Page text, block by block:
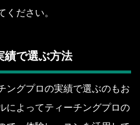
ください。
績で選ぶ方法
ングプロの実績で選ぶのもお
によってティーチングプロの